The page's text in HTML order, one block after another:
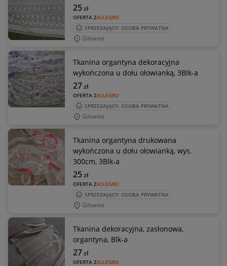
OFERTA ZALLEGRO
25zł
SPRZEDAJĄCY: OSOBA PRYWATNA
Gilowice
Tkanina organtyna dekoracyjna
wykończona u dołu ołowianką, 3Blk-a
OFERTA ZALLEGRO
27zł
SPRZEDAJĄCY: OSOBA PRYWATNA
Gilowice
Tkanina organtyna drukowana
wykończona u dołu ołowianką, wys.
300cm, 3Blk-a
OFERTA ZALLEGRO
25zł
SPRZEDAJĄCY: OSOBA PRYWATNA
Gilowice
Tkanina dekoracyjna, zasłonowa,
organtyna, Blk-a
OFERTA ZALLEGRO
27zł